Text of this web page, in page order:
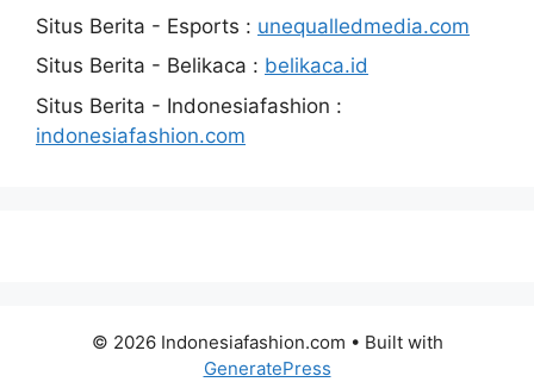
Situs Berita - Esports : unequalledmedia.com
Situs Berita - Belikaca : belikaca.id
Situs Berita - Indonesiafashion :
indonesiafashion.com
© 2026 Indonesiafashion.com • Built with
GeneratePress